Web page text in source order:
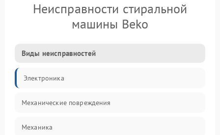
Неисправности стиральной
машины Beko
Виды неисправностей
Электроника
Механические повреждения
Механика